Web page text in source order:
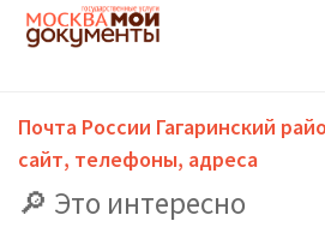
Почта России Гагаринский
сайт, телефоны, адреса
Это интересно